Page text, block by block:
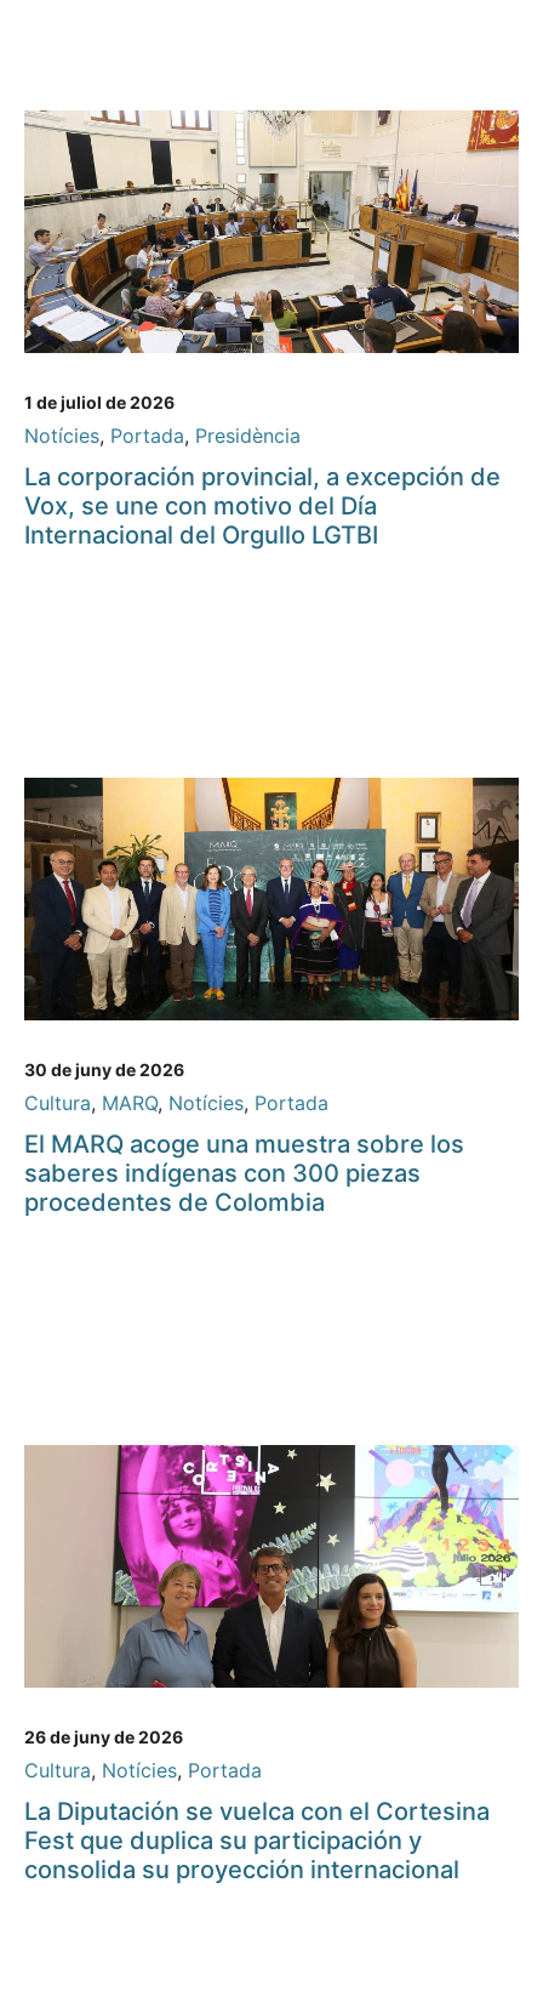
1 de juliol de 2026
Notícies, Portada, Presidència
La corporación provincial, a excepción de
Vox, se une con motivo del Día
Internacional del Orgullo LGTBI
30 de juny de 2026
Cultura, MARQ, Notícies, Portada
El MARQ acoge una muestra sobre los
saberes indígenas con 300 piezas
procedentes de Colombia
26 de juny de 2026
Cultura, Notícies, Portada
La Diputación se vuelca con el Cortesina
Fest que duplica su participación y
consolida su proyección internacional